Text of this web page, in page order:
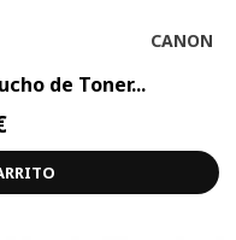
CANON
de Toner...